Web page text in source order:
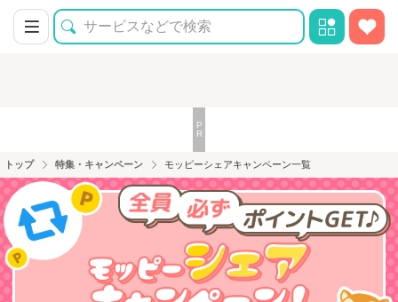
トップ 特集・キャンペーン モッピーシェアキャンペーン一覧